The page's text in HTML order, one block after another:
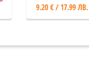
9.20 € / 17.99 ЛВ.